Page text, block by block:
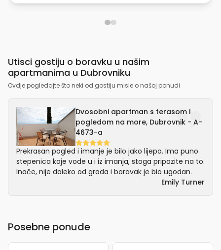
Utisci gostiju o boravku u našim
apartmanima u Dubrovniku
Ovdje pogledajte što neki od gostiju misle o našoj ponudi
Dvosobni apartman s terasom i
pogledom na more, Dubrovnik - A-
4673-a
Prekrasan pogled i imanje je bilo jako lijepo. Ima puno
stepenica koje vode u i iz imanja, stoga pripazite na to.
Inače, nije daleko od grada i boravak je bio ugodan.
Emily Turner
Posebne ponude